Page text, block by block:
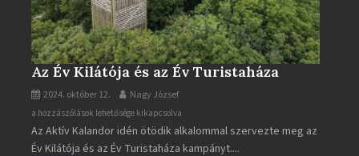
Az Év Kilátója és az Év Turistaháza
2024. október 12. Nagy József
Az
Év
Kilátója
a hozzászólások lehetősége kikapcsolva
Az Aktív Kalandor idén ötödik alkalommal szervezte meg az
Év Kilátója és az Év Turistaháza kampányt....